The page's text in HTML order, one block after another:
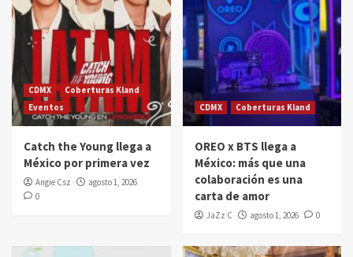
CDMX
Coberturas Kland
Eventos
Catch the Young llega a
México por primera vez
Angie Csz
agosto 1, 2026
0
CDMX Coberturas Kland
OREO x BTS llega a
México: más que una
colaboración es una
carta de amor
JaZz C agosto 1, 2026 0